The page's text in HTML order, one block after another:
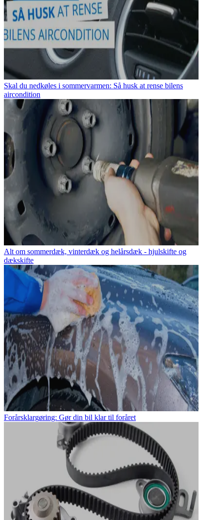
Skal du nedkøles i sommervarmen: Så husk at rense bilens
aircondition
Alt om sommerdæk, vinterdæk og helårsdæk - hjulskifte og
dækskifte
Forårsklargøring: Gør din bil klar til foråret